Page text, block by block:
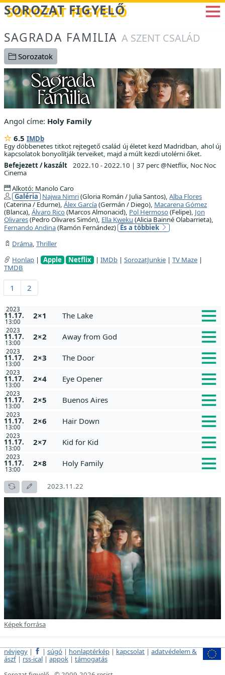
Betöltés...
SOROZAT FIGYELŐ
SAGRADA FAMILIA A SZENT CSALÁD
Sorozatok
Angol címe: Holy Family
6.5 IMDb
Egy döbbenetes titkot rejtegető család új életet kezd Madridban, ahol új
kapcsolatok bonyolítják terveiket, majd a múlt kezdi utolérni őket.
Befejezett / kaszált
2022.10 - 2022.10 | 37 perc @Netflix, Noc Noc
Cinema
Alkotó: Manolo Caro
Galéria Najwa Nimri(Gloria Román / Julia Santos), Alba Flores
(Caterina / Edurne), Álex García(Germán / Diego), Macarena Gómez
(Blanca), Álvaro Rico(Marcos Almonacid), Pol Hermoso(Felipe), Jon
Olivares(Pedro Olivares Simón), Ella Kweku (Alicia Bainné Olabarrieta),
Fernando Andina(Ramón Fernández) És a többiek
Dráma, Thriller
Honlap | Apple Netflix | IMDb | SorozatJunkie | TV Maze |
TMDB
1 2
2023
11.17.
13:00
2×1 The Lake
2023
11.17.
13:00
2×2 Away from God
2023
11.17.
13:00
2×3 The Door
2023
11.17.
13:00
2×4 Eye Opener
2023
11.17.
13:00
2×5 Buenos Aires
2023
11.17.
13:00
2×6 Hair Down
2023
11.17.
13:00
2×7 Kid for Kid
2023
11.17.
13:00
2×8 Holy Family
2023.11.22
Képek forrása
névjegy | | súgó | honlaptérkép | kapcsolat | adatvédelem &
ászf | rss-ical | appok | támogatás